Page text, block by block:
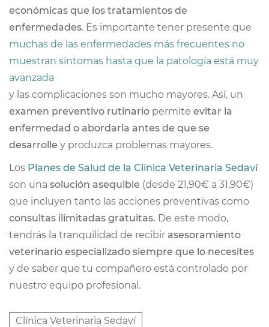
económicas que los tratamientos de
enfermedades. Es importante tener presente que
muchas de las enfermedades más frecuentes no
muestran síntomas hasta que la patología está muy
avanzada
y las complicaciones son mucho mayores. Así, un
examen preventivo rutinario permite evitar la
enfermedad o abordarla antes de que se
desarrolle y produzca problemas mayores.
Los Planes de Salud de la Clínica Veterinaria Sedaví
son una solución asequible (desde 21,90€ a 31,90€)
que incluyen tanto las acciones preventivas como
consultas ilimitadas gratuitas. De este modo,
tendrás la tranquilidad de recibir asesoramiento
veterinario especializado siempre que lo necesites
y de saber que tu compañero está controlado por
nuestro equipo profesional.
Clínica Veterinaria Sedaví